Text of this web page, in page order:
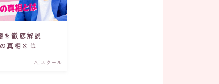
徹底解説｜
真相とは
AIスクール